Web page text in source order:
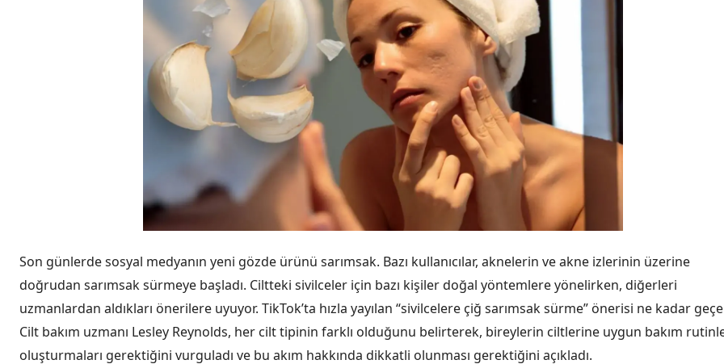
Son günlerde sosyal medyanın yeni gözde ürünü sarımsak. Bazı kullanıcılar, aknelerin ve akne izlerinin üzerine
doğrudan sarımsak sürmeye başladı. Ciltteki sivilceler için bazı kişiler doğal yöntemlere yönelirken, diğerleri
uzmanlardan aldıkları önerilere uyuyor. TikTok’ta hızla yayılan “sivilcelere çiğ sarımsak sürme” önerisi ne kadar
Cilt bakım uzmanı Lesley Reynolds, her cilt tipinin farklı olduğunu belirterek, bireylerin ciltlerine uygun bakım
oluşturmaları gerektiğini vurguladı ve bu akım hakkında dikkatli olunması gerektiğini açıkladı.